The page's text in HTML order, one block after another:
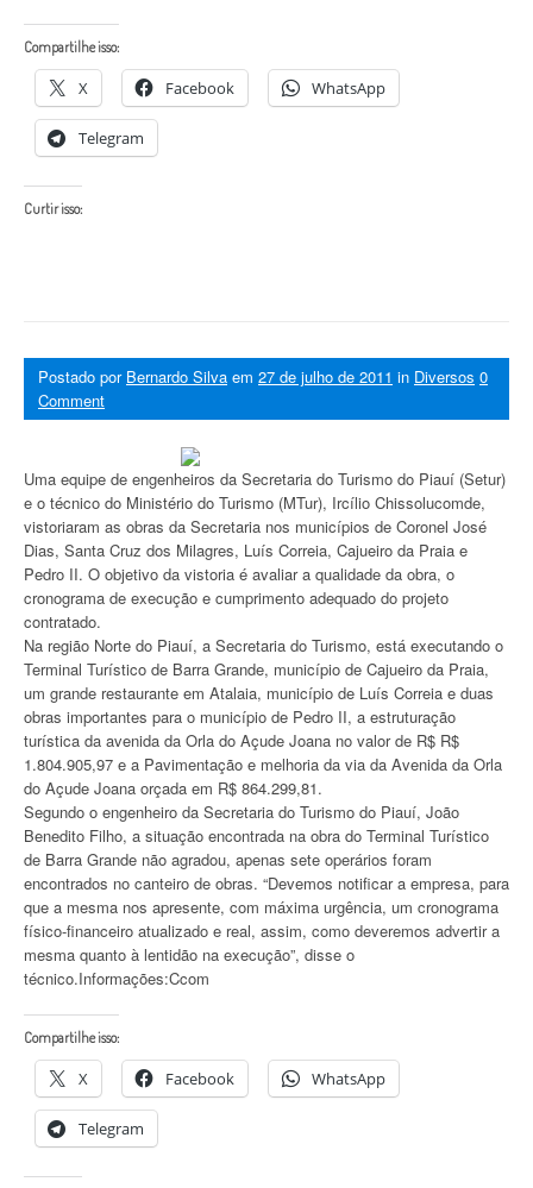
Compartilhe isso:
X Facebook WhatsApp
Telegram
Curtir isso:
Postado por Bernardo Silva em 27 de julho de 2011 in Diversos 0
Comment
Uma equipe de engenheiros da Secretaria do Turismo do Piauí (Setur)
e o técnico do Ministério do Turismo (MTur), Ircílio Chissolucomde,
vistoriaram as obras da Secretaria nos municípios de Coronel José
Dias, Santa Cruz dos Milagres, Luís Correia, Cajueiro da Praia e
Pedro II. O objetivo da vistoria é avaliar a qualidade da obra, o
cronograma de execução e cumprimento adequado do projeto
contratado.
Na região Norte do Piauí, a Secretaria do Turismo, está executando o
Terminal Turístico de Barra Grande, município de Cajueiro da Praia,
um grande restaurante em Atalaia, município de Luís Correia e duas
obras importantes para o município de Pedro II, a estruturação
turística da avenida da Orla do Açude Joana no valor de R$ R$
1.804.905,97 e a Pavimentação e melhoria da via da Avenida da Orla
do Açude Joana orçada em R$ 864.299,81.
Segundo o engenheiro da Secretaria do Turismo do Piauí, João
Benedito Filho, a situação encontrada na obra do Terminal Turístico
de Barra Grande não agradou, apenas sete operários foram
encontrados no canteiro de obras. “Devemos notificar a empresa, para
que a mesma nos apresente, com máxima urgência, um cronograma
físico-financeiro atualizado e real, assim, como deveremos advertir a
mesma quanto à lentidão na execução”, disse o
técnico.Informações:Ccom
Compartilhe isso:
X Facebook WhatsApp
Telegram